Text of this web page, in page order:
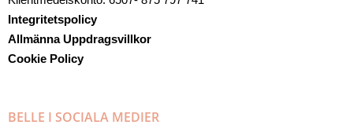
Integritetspolicy
Allmänna Uppdragsvillkor
Cookie Policy
BELLE I SOCIALA MEDIER